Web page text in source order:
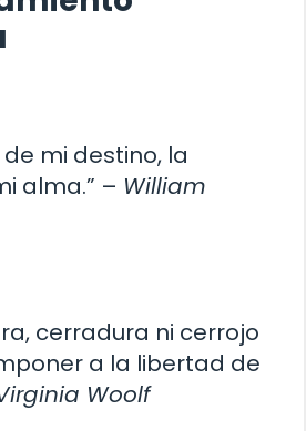
mi destino, la
alma.” – William
cerradura ni cerrojo
a la libertad de
Woolf